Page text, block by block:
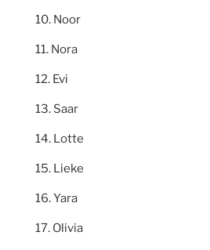
Noor
Nora
Evi
Saar
Lotte
Lieke
Yara
Olivia